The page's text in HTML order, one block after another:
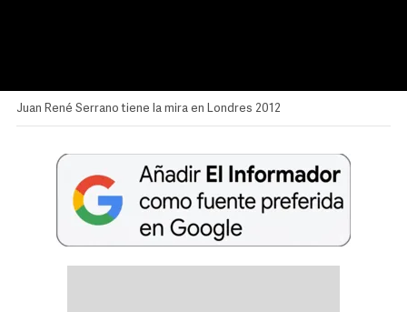
Juan René Serrano tiene la mira en Londres 2012